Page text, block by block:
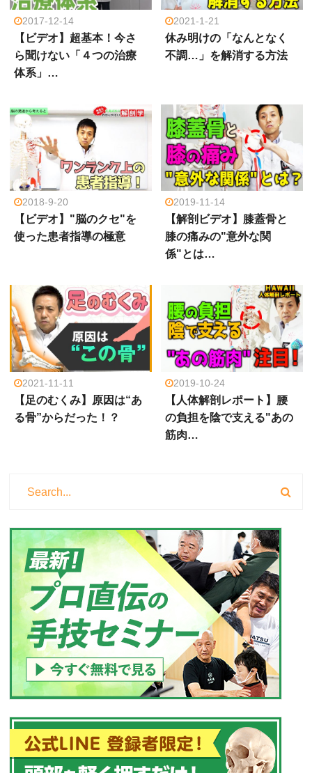
2017-12-14
【ビデオ】超基本！今さ
ら聞けない「４つの治療
体系」…
2021-1-21
休み明けの「なんとなく
不調…」を解消する方法
2018-9-20
【ビデオ】"脳のクセ"を
使った患者指導の極意
2019-11-14
【解剖ビデオ】膝蓋骨と
膝の痛みの"意外な関
係"とは…
2021-11-11
【足のむくみ】原因は“あ
る骨”からだった！？
2019-10-24
【人体解剖レポート】腰
の負担を陰で支える"あの
筋肉…